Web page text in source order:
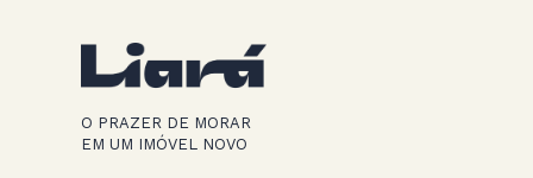
O PRAZER DE MORAR
EM UM IMÓVEL NOVO